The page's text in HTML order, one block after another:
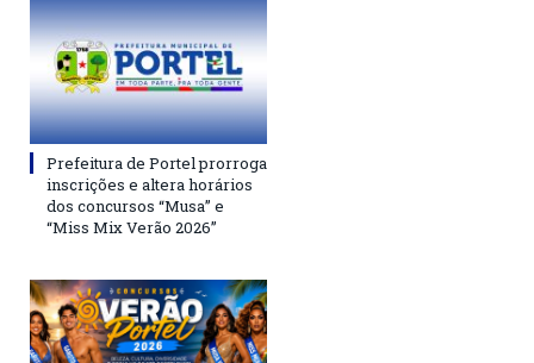
Prefeitura de Portel prorroga
inscrições e altera horários
dos concursos “Musa” e
“Miss Mix Verão 2026”